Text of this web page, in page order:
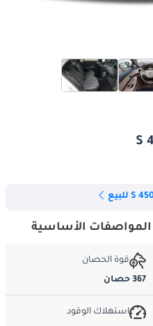
قوة الحصان
367 حصان
استهلاك الوقود